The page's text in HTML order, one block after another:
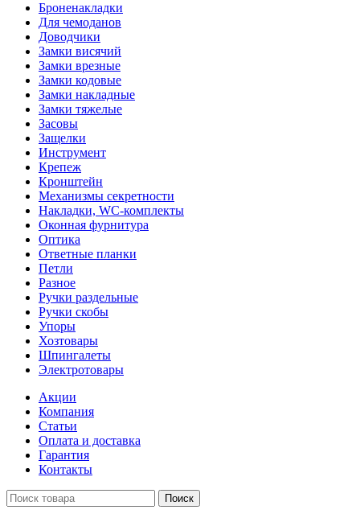
Броненакладки
Для чемоданов
Доводчики
Замки висячий
Замки врезные
Замки кодовые
Замки накладные
Замки тяжелые
Засовы
Защелки
Инструмент
Крепеж
Кронштейн
Механизмы секретности
Накладки, WC-комплекты
Оконная фурнитура
Оптика
Ответные планки
Петли
Разное
Ручки раздельные
Ручки скобы
Упоры
Хозтовары
Шпингалеты
Электротовары
Акции
Компания
Статьи
Оплата и доставка
Гарантия
Контакты
Поиск